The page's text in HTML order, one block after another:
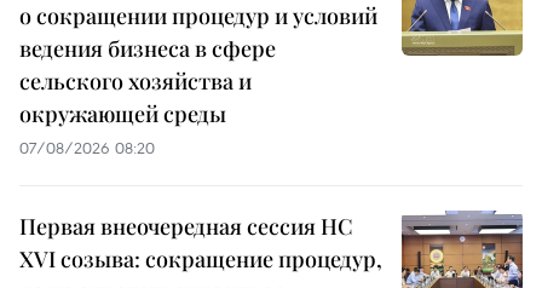
о сокращении процедур и условий
ведения бизнеса в сфере
сельского хозяйства и
окружающей среды
07/08/2026 08:20
Первая внеочередная сессия НС
XVI созыва: сокращение процедур,